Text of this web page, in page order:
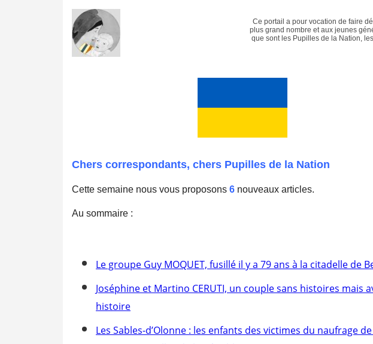
Ce portail a pour vocation de faire
plus grand nombre et aux jeunes
que sont les Pupilles de la Nation,
Chers correspondants, chers Pupilles de la Nation
Cette semaine nous vous proposons 6 nouveaux articles.
Au sommaire :
Le groupe Guy MOQUET, fusillé il y a 79 ans à la citadelle de
Joséphine et Martino CERUTI, un couple sans histoires mais
histoire
Les Sables-d’Olonne : les enfants des victimes du naufrage de